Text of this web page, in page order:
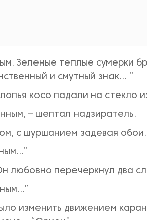
Зеленые теплые сумерки
и смутный знак… ”
косо падали на стекло
– шептал надзиратель.
с шуршанием задевая обои.
любовно перечеркнул два
изменить движением